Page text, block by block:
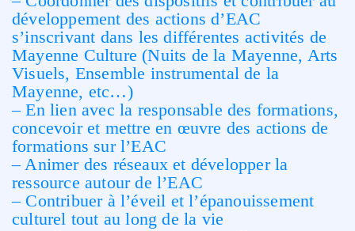
développement des actions d’EAC
s’inscrivant dans les différentes activités de
Mayenne Culture (Nuits de la Mayenne, Arts
Visuels, Ensemble instrumental de la
Mayenne, etc…)
– En lien avec la responsable des formations,
concevoir et mettre en œuvre des actions de
formations sur l’EAC
– Animer des réseaux et développer la
ressource autour de l’EAC
– Contribuer à l’éveil et l’épanouissement
culturel tout au long de la vie